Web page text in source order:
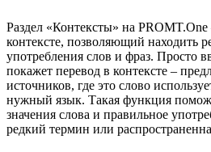
Раздел «Контексты» на
контексте, позволяющий находить
употребления слов и фраз. Просто
покажет перевод в контексте –
источников, где это слово
нужный язык. Такая функция
значения слова и правильное
редкий термин или